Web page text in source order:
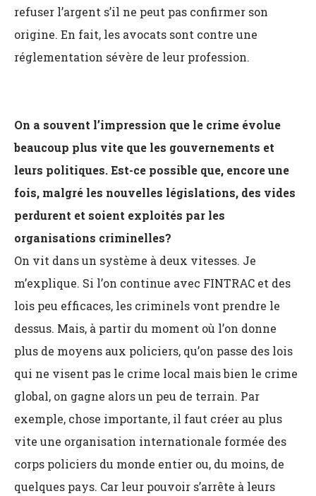
refuser l’argent s’il ne peut pas confirmer son
origine. En fait, les avocats sont contre une
réglementation sévère de leur profession.
On a souvent l’impression que le crime évolue
beaucoup plus vite que les gouvernements et
leurs politiques. Est-ce possible que, encore une
fois, malgré les nouvelles législations, des vides
perdurent et soient exploités par les
organisations criminelles?
On vit dans un système à deux vitesses. Je
m’explique. Si l’on continue avec FINTRAC et des
lois peu efficaces, les criminels vont prendre le
dessus. Mais, à partir du moment où l’on donne
plus de moyens aux policiers, qu’on passe des lois
qui ne visent pas le crime local mais bien le crime
global, on gagne alors un peu de terrain. Par
exemple, chose importante, il faut créer au plus
vite une organisation internationale formée des
corps policiers du monde entier ou, du moins, de
quelques pays. Car leur pouvoir s’arrête à leurs